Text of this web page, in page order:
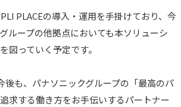
PLACEの導入・運用を手掛けており、今
ループの他拠点においても本ソリューシ
図っていく予定です。
後も、パナソニックグループの「最高のパ
求する働き方をお手伝いするパートナー